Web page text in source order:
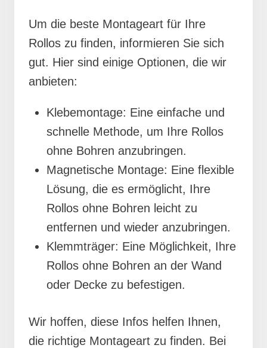
Um die beste Montageart für Ihre
Rollos zu finden, informieren Sie sich
gut. Hier sind einige Optionen, die wir
anbieten:
Klebemontage: Eine einfache und
schnelle Methode, um Ihre Rollos
ohne Bohren anzubringen.
Magnetische Montage: Eine flexible
Lösung, die es ermöglicht, Ihre
Rollos ohne Bohren leicht zu
entfernen und wieder anzubringen.
Klemmträger: Eine Möglichkeit, Ihre
Rollos ohne Bohren an der Wand
oder Decke zu befestigen.
Wir hoffen, diese Infos helfen Ihnen,
die richtige Montageart zu finden. Bei